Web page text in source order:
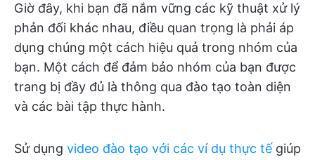
Giờ đây, khi bạn đã nắm vững các kỹ thuật xử lý
phản đối khác nhau, điều quan trọng là phải áp
dụng chúng một cách hiệu quả trong nhóm của
bạn. Một cách để đảm bảo nhóm của bạn được
trang bị đầy đủ là thông qua đào tạo toàn diện
và các bài tập thực hành.
Sử dụng video đào tạo với các ví dụ thực tế giúp